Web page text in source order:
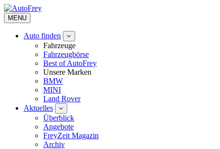
MENU
Auto finden
Fahrzeuge
Fahrzeugbörse
Best of AutoFrey
Unsere Marken
BMW
MINI
Land Rover
Aktuelles
Überblick
Angebote
FreyZeit Magazin
Archiv